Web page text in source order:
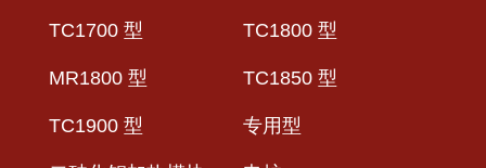
TC1700 型 TC1800 型
MR1800 型 TC1850 型
TC1900 型 专用型